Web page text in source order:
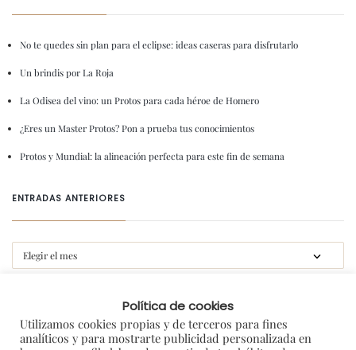
No te quedes sin plan para el eclipse: ideas caseras para disfrutarlo
Un brindis por La Roja
La Odisea del vino: un Protos para cada héroe de Homero
¿Eres un Master Protos? Pon a prueba tus conocimientos
Protos y Mundial: la alineación perfecta para este fin de semana
ENTRADAS ANTERIORES
Política de cookies
Utilizamos cookies propias y de terceros para fines
analíticos y para mostrarte publicidad personalizada en